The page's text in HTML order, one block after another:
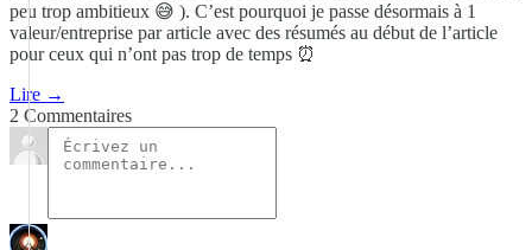
peu trop ambitieux 😅 ). C’est pourquoi je passe désormais à 1
valeur/entreprise par article avec des résumés au début de l’article
pour ceux qui n’ont pas trop de temps ⏰
Lire →
2 Commentaires